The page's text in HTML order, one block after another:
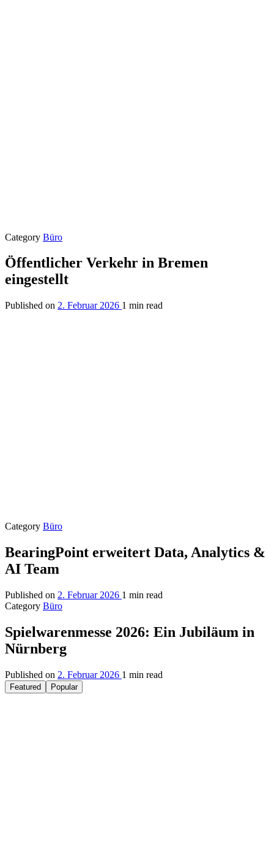
Category Büro
Öffentlicher Verkehr in Bremen
eingestellt
Published on 2. Februar 2026 1 min read
Category Büro
BearingPoint erweitert Data, Analytics &
AI Team
Published on 2. Februar 2026 1 min read
Category Büro
Spielwarenmesse 2026: Ein Jubiläum in
Nürnberg
Published on 2. Februar 2026 1 min read
Featured Popular